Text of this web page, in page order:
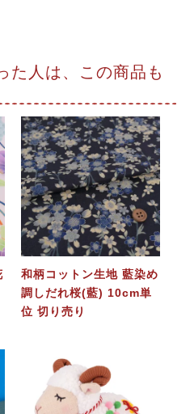
た人は、この商品も
和柄コットン生地 藍染め
調しだれ桜(藍) 10cm単
位 切り売り